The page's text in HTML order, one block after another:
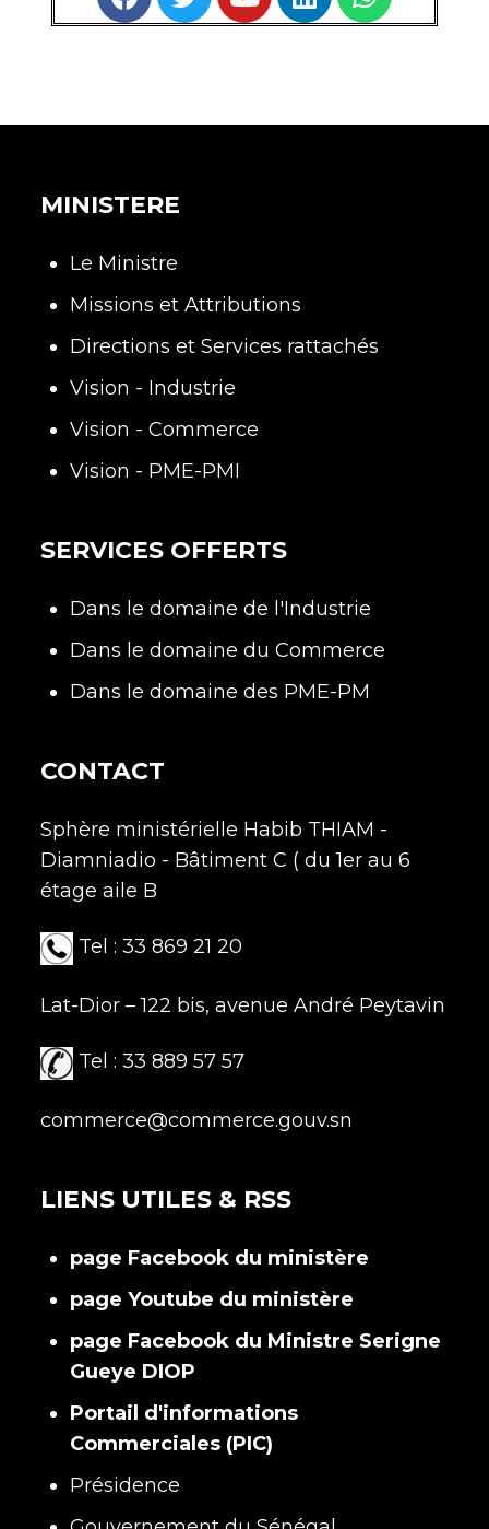
MINISTERE
Le Ministre
Missions et Attributions
Directions et Services rattachés
Vision - Industrie
Vision - Commerce
Vision - PME-PMI
SERVICES OFFERTS
Dans le domaine de l'Industrie
Dans le domaine du Commerce
Dans le domaine des PME-PM
CONTACT
Sphère ministérielle Habib THIAM -
Diamniadio - Bâtiment C ( du 1er au 6
étage aile B
Tel : 33 869 21 20
Lat-Dior – 122 bis, avenue André Peytavin
Tel : 33 889 57 57
commerce@commerce.gouv.sn
LIENS UTILES & RSS
page Facebook du ministère
page Youtube du ministère
page Facebook du Ministre Serigne
Gueye DIOP
Portail d'informations
Commerciales (PIC)
Présidence